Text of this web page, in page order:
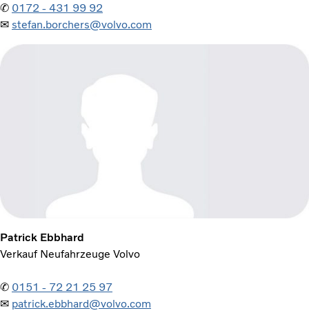
✆ 0172 - 431 99 92
✉ stefan.borchers@volvo.com
Patrick Ebbhard
Verkauf Neufahrzeuge Volvo
✆ 0151 - 72 21 25 97
✉ patrick.ebbhard@volvo.com